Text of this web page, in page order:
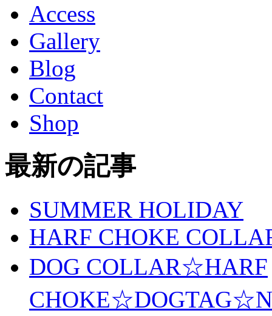
Access
Gallery
Blog
Contact
Shop
最新の記事
SUMMER HOLIDAY
HARF CHOKE
DOG COLLAR☆HARF